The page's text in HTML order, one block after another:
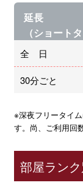
延長
（ショート
全 日
30分ごと
※深夜フリータイ
す。尚、ご利用回
部屋ラン